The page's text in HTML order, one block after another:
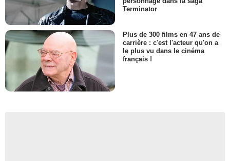
Terminator
Plus de 300 films en 47 ans de
carrière : c'est l'acteur qu'on a
le plus vu dans le cinéma
français !